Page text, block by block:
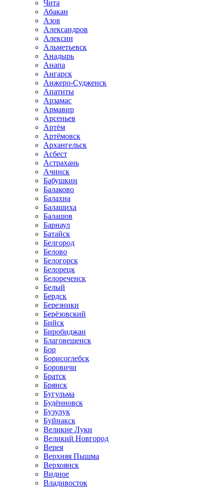
Чита
Абакан
Азов
Александров
Алексин
Альметьевск
Анадырь
Анапа
Ангарск
Анжеро-Судженск
Апатиты
Арзамас
Армавир
Арсеньев
Артём
Артёмовск
Архангельск
Асбест
Астрахань
Ачинск
Бабушкин
Балаково
Балахна
Балашиха
Балашов
Барнаул
Батайск
Белгород
Белово
Белогорск
Белорецк
Белореченск
Белый
Бердск
Березники
Берёзовский
Бийск
Биробиджан
Благовещенск
Бор
Борисоглебск
Боровичи
Братск
Брянск
Бугульма
Будённовск
Бузулук
Буйнакск
Великие Луки
Великий Новгород
Верея
Верхняя Пышма
Верхоянск
Видное
Владивосток